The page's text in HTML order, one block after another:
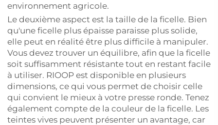
environnement agricole.
Le deuxième aspect est la taille de la ficelle. Bien
qu'une ficelle plus épaisse paraisse plus solide,
elle peut en réalité être plus difficile à manipuler.
Vous devez trouver un équilibre, afin que la ficelle
soit suffisamment résistante tout en restant facile
à utiliser. RIOOP est disponible en plusieurs
dimensions, ce qui vous permet de choisir celle
qui convient le mieux à votre presse ronde. Tenez
également compte de la couleur de la ficelle. Les
teintes vives peuvent présenter un avantage, car